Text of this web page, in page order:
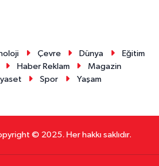
Çevre Dünya
Eğitim
Haber Reklam
Magazin
Spor Yaşam
© 2025. Her hakkı saklıdır.